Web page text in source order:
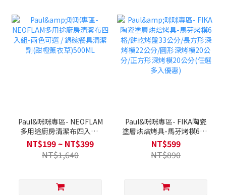
Paul&咪咪專區- NEOFLAM
多用途廚房清潔布四入組-
兩色可選 / 鍋碗餐具清潔劑
(甜橙薰衣草)500ML
NT$199 ~ NT$399
NT$1,640
Paul&咪咪專區- FIKA陶瓷
塗層烘焙烤具-馬芬烤模6格/
餅乾烤盤33公分/長方形深
烤模22公分/圓形深烤模20
公分/正方形深烤模20公分
NT$599
NT$890